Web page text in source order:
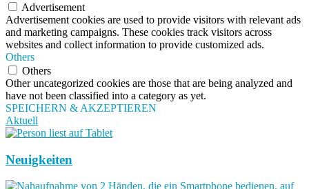
Advertisement
Advertisement cookies are used to provide visitors with relevant ads
and marketing campaigns. These cookies track visitors across
websites and collect information to provide customized ads.
Others
Others
Other uncategorized cookies are those that are being analyzed and
have not been classified into a category as yet.
SPEICHERN & AKZEPTIEREN
Aktuell
Neuigkeiten